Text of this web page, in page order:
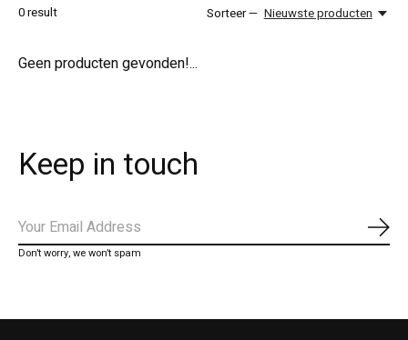
0result Sorteer — Nieuwste producten
Geen producten gevonden!...
Keep in touch
Don’t worry, we won’t spam